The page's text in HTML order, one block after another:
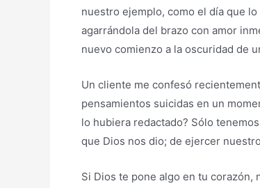
nuestro ejemplo, como el día que
agarrándola del brazo con amor
nuevo comienzo a la oscuridad de
Un cliente me confesó
pensamientos suicidas en un
lo hubiera redactado? Sólo
que Dios nos dio; de ejercer
Si Dios te pone algo en tu